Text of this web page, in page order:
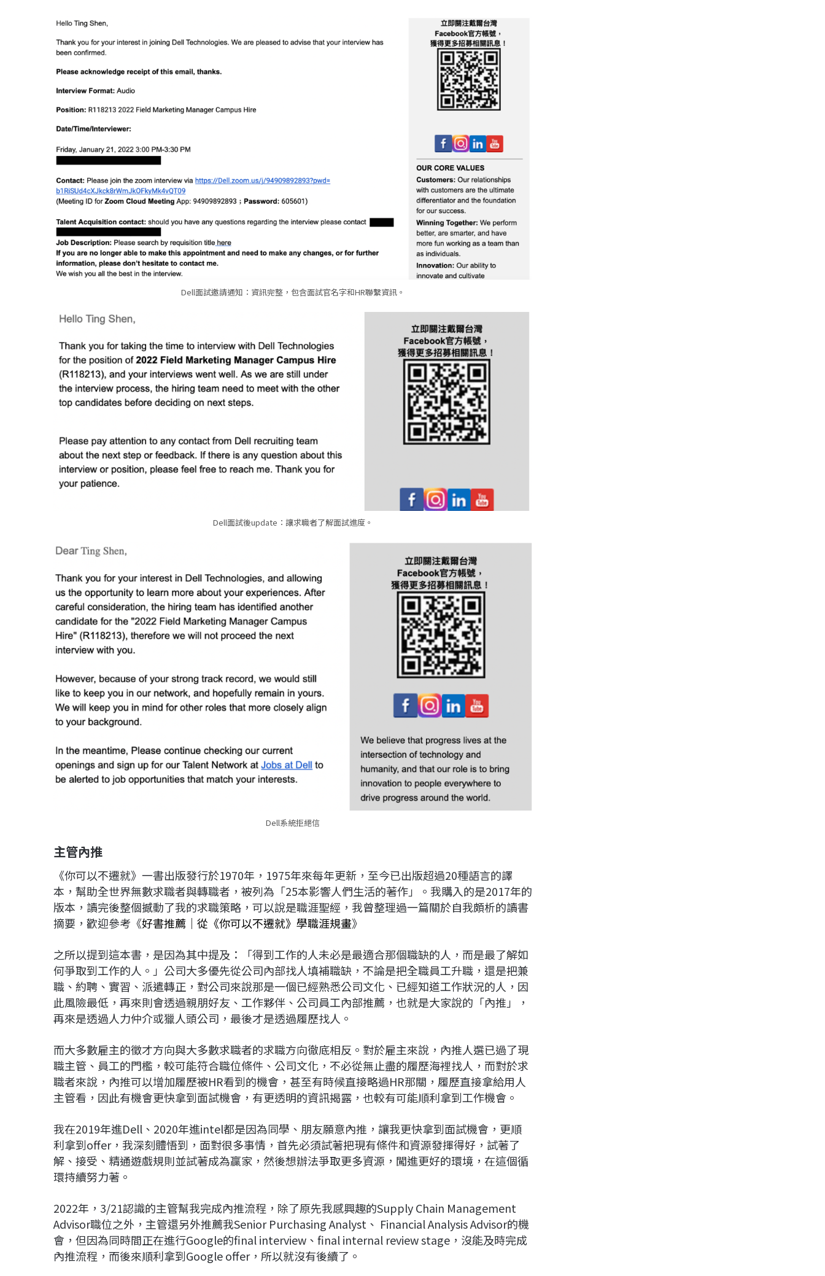
Dell面試邀請通知：資訊完整，包含面試官名字和HR聯繫資訊。
Dell面試後update：讓求職者了解面試進度。
Dell系統拒絕信
主管內推
《你可以不遷就》一書出版發行於1970年，1975年來每年更新，至今已出版超過20種語言的譯
本，幫助全世界無數求職者與轉職者，被列為「25本影響人們生活的著作」。我購入的是2017年的
版本，讀完後整個撼動了我的求職策略，可以說是職涯聖經，我曾整理過一篇關於自我頗析的讀書
摘要，歡迎參考《好書推薦│從《你可以不遷就》學職涯規畫》
之所以提到這本書，是因為其中提及：「得到工作的人未必是最適合那個職缺的人，而是最了解如
何爭取到工作的人。」公司大多優先從公司內部找人填補職缺，不論是把全職員工升職，還是把兼
職、約聘、實習、派遣轉正，對公司來說那是一個已經熟悉公司文化、已經知道工作狀況的人，因
此風險最低，再來則會透過親朋好友、工作夥伴、公司員工內部推薦，也就是大家說的「內推」，
再來是透過人力仲介或獵人頭公司，最後才是透過履歷找人。
而大多數雇主的徵才方向與大多數求職者的求職方向徹底相反。對於雇主來說，內推人選已過了現
職主管、員工的門檻，較可能符合職位條件、公司文化，不必從無止盡的履歷海裡找人，而對於求
職者來說，內推可以增加履歷被HR看到的機會，甚至有時候直接略過HR那關，履歷直接拿給用人
主管看，因此有機會更快拿到面試機會，有更透明的資訊揭露，也較有可能順利拿到工作機會。
我在2019年進Dell、2020年進intel都是因為同學、朋友願意內推，讓我更快拿到面試機會，更順
利拿到offer，我深刻體悟到，面對很多事情，首先必須試著把現有條件和資源發揮得好，試著了
解、接受、精通遊戲規則並試著成為贏家，然後想辦法爭取更多資源，闖進更好的環境，在這個循
環持續努力著。
2022年，3/21認識的主管幫我完成內推流程，除了原先我感興趣的Supply Chain Management
Advisor職位之外，主管還另外推薦我Senior Purchasing Analyst、 Financial Analysis Advisor的機
會，但因為同時間正在進行Google的final interview、finalinternal review stage，沒能及時完成
內推流程，而後來順利拿到Google offer，所以就沒有後續了。